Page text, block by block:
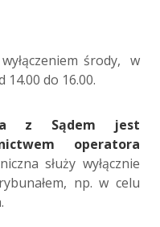
środy, w
14.00 do 16.00.
z Sądem jest
operatora
służy wyłącznie
np. w celu